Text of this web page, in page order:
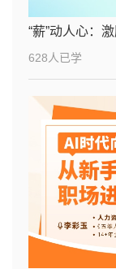
“薪”动人心：
628人已学